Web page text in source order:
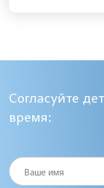
Согласуйте
время:
Ваше имя